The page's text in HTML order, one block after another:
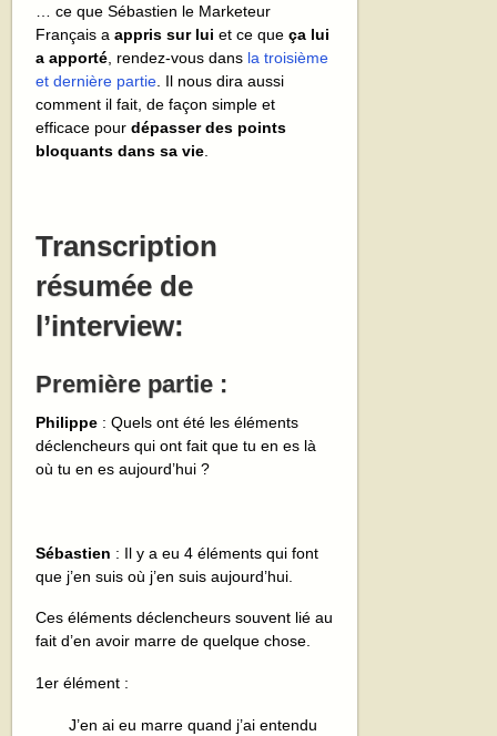
… ce que Sébastien le Marketeur
Français aappris sur lui et ce queça lui
a apporté , rendez-vous dans la troisième
et dernière partie . Il nous dira aussi
comment il fait, de façon simple et
efficace pourdépasser des points
bloquants dans sa vie
Transcription
résumée de
l’interview:
Première partie :
Philippe : Quels ont été les éléments
déclencheurs qui ont fait que tu en es là
où tu en es aujourd’hui ?
Sébastien : Il y a eu 4 éléments qui font
que j’en suis où j’en suis aujourd’hui.
Ces éléments déclencheurs souvent lié au
fait d’en avoir marre de quelque chose.
1er élément :
J’en ai eu marre quand j’ai entendu